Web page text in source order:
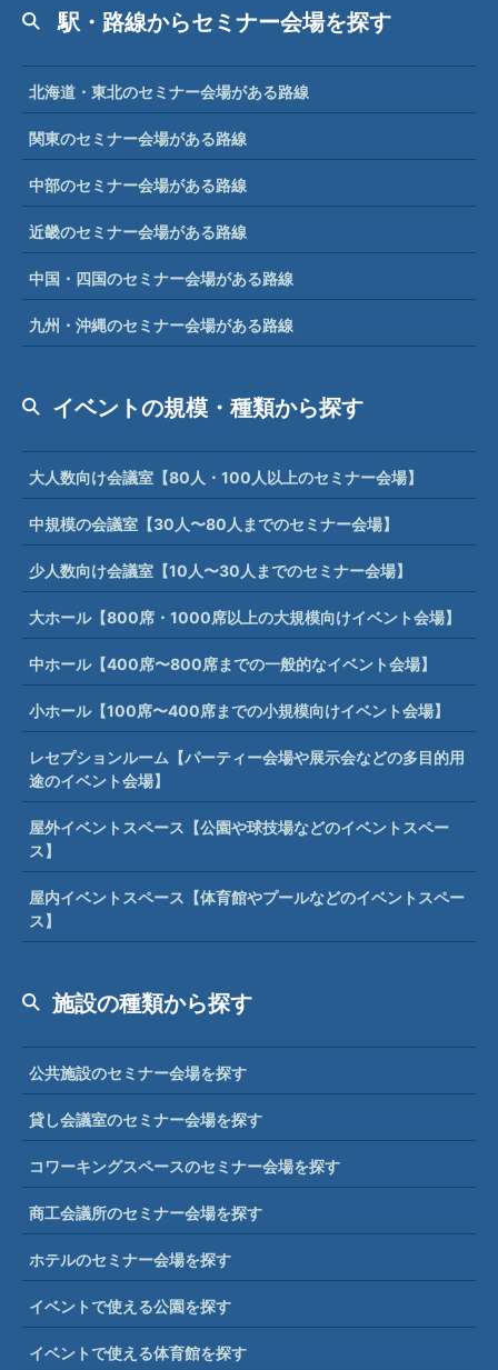
駅・路線からセミナー会場を探す
北海道・東北のセミナー会場がある路線
関東のセミナー会場がある路線
中部のセミナー会場がある路線
近畿のセミナー会場がある路線
中国・四国のセミナー会場がある路線
九州・沖縄のセミナー会場がある路線
イベントの規模・種類から探す
大人数向け会議室【80人・100人以上のセミナー会場】
中規模の会議室【30人〜80人までのセミナー会場】
少人数向け会議室【10人〜30人までのセミナー会場】
大ホール【800席・1000席以上の大規模向けイベント会場】
中ホール【400席〜800席までの一般的なイベント会場】
小ホール【100席〜400席までの小規模向けイベント会場】
レセプションルーム【パーティー会場や展示会などの多目的用
途のイベント会場】
屋外イベントスペース【公園や球技場などのイベントスペー
ス】
屋内イベントスペース【体育館やプールなどのイベントスペー
ス】
施設の種類から探す
公共施設のセミナー会場を探す
貸し会議室のセミナー会場を探す
コワーキングスペースのセミナー会場を探す
商工会議所のセミナー会場を探す
ホテルのセミナー会場を探す
イベントで使える公園を探す
イベントで使える体育館を探す